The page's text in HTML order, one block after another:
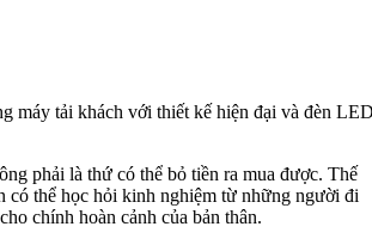
máy tải khách với thiết kế hiện đại và đèn
phải là thứ có thể bỏ tiền ra mua được. Thế
có thể học hỏi kinh nghiệm từ những người đi
chính hoàn cảnh của bản thân.